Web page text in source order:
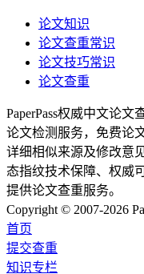
论文知识
论文查重常识
论文技巧常识
论文查重
PaperPass权威中文论
论文检测服务，免费论
详细相似来源及修改意
态指纹技术保障、权威
提供论文查重服务。
Copyright © 2007-2026
首页
提交查重
知识专栏